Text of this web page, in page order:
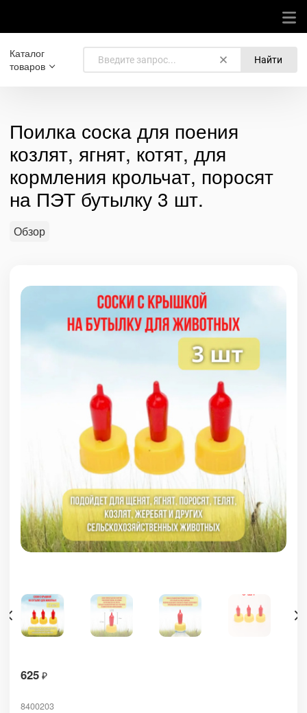
Каталог
товаров
Найти
Поилка соска для поения
козлят, ягнят, котят, для
кормления крольчат, поросят
на ПЭТ бутылку 3 шт.
Обзор
625 ₽
8400203